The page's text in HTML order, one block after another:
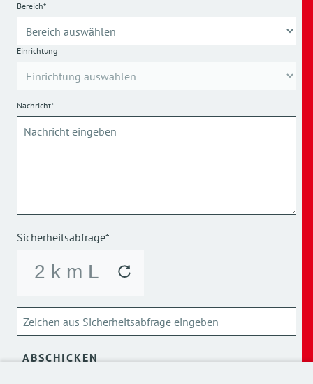
Bereich*
Einrichtung
Nachricht*
Sicherheitsabfrage*
ABSCHICKEN